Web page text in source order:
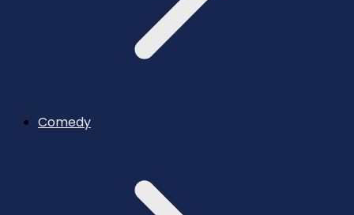
Comedy